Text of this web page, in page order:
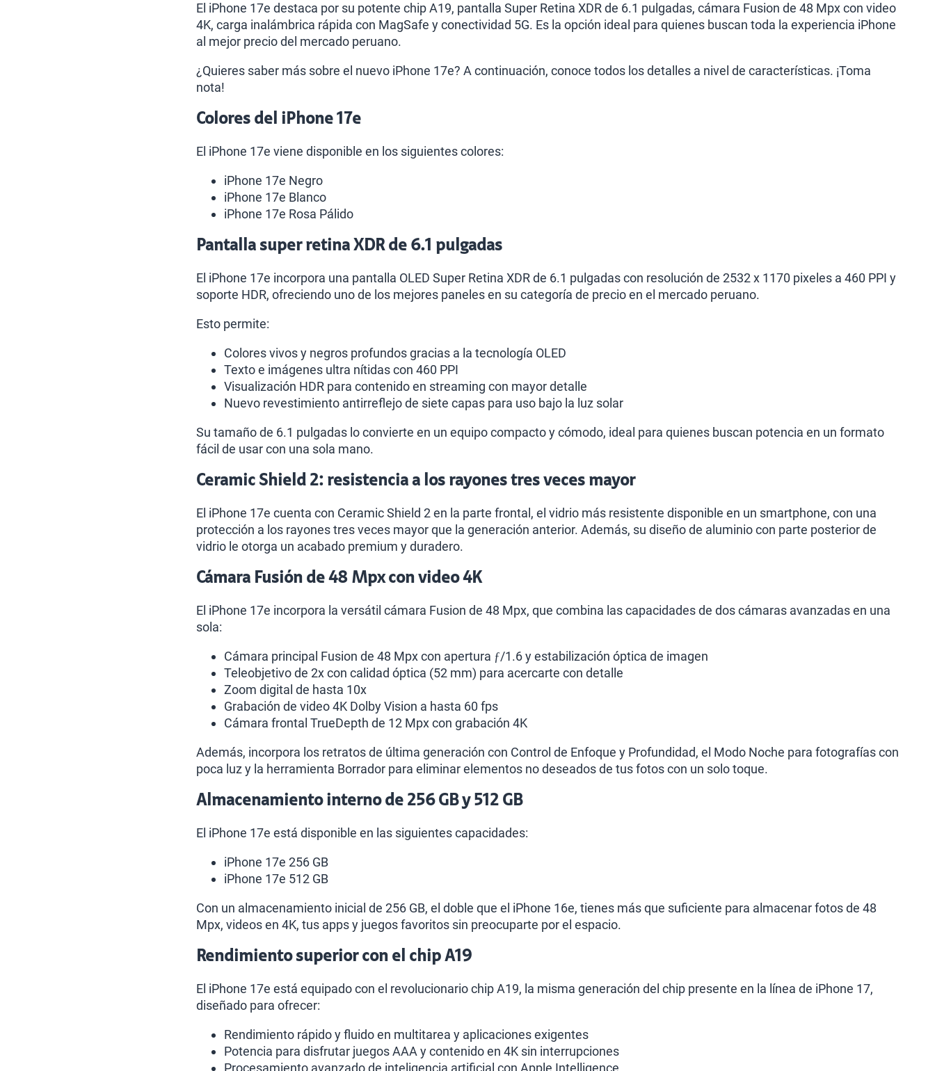
El iPhone 17e destaca por su potente chip A19, pantalla Super Retina XDR de 6.1 pulgadas, cámara Fusion de 48 Mpx con video
4K, carga inalámbrica rápida con MagSafe y conectividad 5G. Es la opción ideal para quienes buscan toda la experiencia iPhone
al mejor precio del mercado peruano.
¿Quieres saber más sobre el nuevo iPhone 17e? A continuación, conoce todos los detalles a nivel de características. ¡Toma
nota!
Colores del iPhone 17e
El iPhone 17e viene disponible en los siguientes colores:
iPhone 17e Negro
iPhone 17e Blanco
iPhone 17e Rosa Pálido
Pantalla super retina XDR de 6.1 pulgadas
El iPhone 17e incorpora una pantalla OLED Super Retina XDR de 6.1 pulgadas con resolución de 2532 x 1170 pixeles a 460 PPI y
soporte HDR, ofreciendo uno de los mejores paneles en su categoría de precio en el mercado peruano.
Esto permite:
Colores vivos y negros profundos gracias a la tecnología OLED
Texto e imágenes ultra nítidas con 460 PPI
Visualización HDR para contenido en streaming con mayor detalle
Nuevo revestimiento antirreflejo de siete capas para uso bajo la luz solar
Su tamaño de 6.1 pulgadas lo convierte en un equipo compacto y cómodo, ideal para quienes buscan potencia en un formato
fácil de usar con una sola mano.
Ceramic Shield 2: resistencia a los rayones tres veces mayor
El iPhone 17e cuenta con Ceramic Shield 2 en la parte frontal, el vidrio más resistente disponible en un smartphone, con una
protección a los rayones tres veces mayor que la generación anterior. Además, su diseño de aluminio con parte posterior de
vidrio le otorga un acabado premium y duradero.
Cámara Fusión de 48 Mpx con video 4K
El iPhone 17e incorpora la versátil cámara Fusion de 48 Mpx, que combina las capacidades de dos cámaras avanzadas en una
sola:
Cámara principal Fusion de 48 Mpx con apertura ƒ/1.6 y estabilización óptica de imagen
Teleobjetivo de 2x con calidad óptica (52 mm) para acercarte con detalle
Zoom digital de hasta 10x
Grabación de video 4K Dolby Vision a hasta 60 fps
Cámara frontal TrueDepth de 12 Mpx con grabación 4K
Además, incorpora los retratos de última generación con Control de Enfoque y Profundidad, el Modo Noche para fotografías con
poca luz y la herramienta Borrador para eliminar elementos no deseados de tus fotos con un solo toque.
Almacenamiento interno de 256 GB y 512 GB
El iPhone 17e está disponible en las siguientes capacidades:
iPhone 17e 256 GB
iPhone 17e 512 GB
Con un almacenamiento inicial de 256 GB, el doble que el iPhone 16e, tienes más que suficiente para almacenar fotos de 48
Mpx, videos en 4K, tus apps y juegos favoritos sin preocuparte por el espacio.
Rendimiento superior con el chip A19
El iPhone 17e está equipado con el revolucionario chip A19, la misma generación del chip presente en la línea de iPhone 17,
diseñado para ofrecer:
Rendimiento rápido y fluido en multitarea y aplicaciones exigentes
Potencia para disfrutar juegos AAA y contenido en 4K sin interrupciones
Procesamiento avanzado de inteligencia artificial con Apple Intelligence